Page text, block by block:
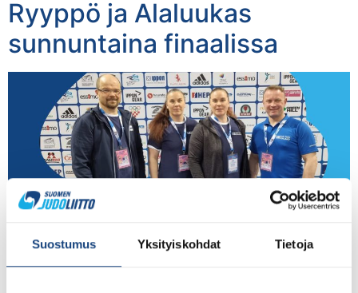
Suostumus Yksityiskohdat Tietoja
Ryyppö ja Alaluukas
sunnuntaina finaalissa
Kroatian Rijekassa. Suomesta on kilpailemassa on kaksi
paria: Kati Stoyanov-Pitkänen ja Heli Vartiainen